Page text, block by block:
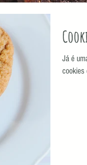
Já é
cookies